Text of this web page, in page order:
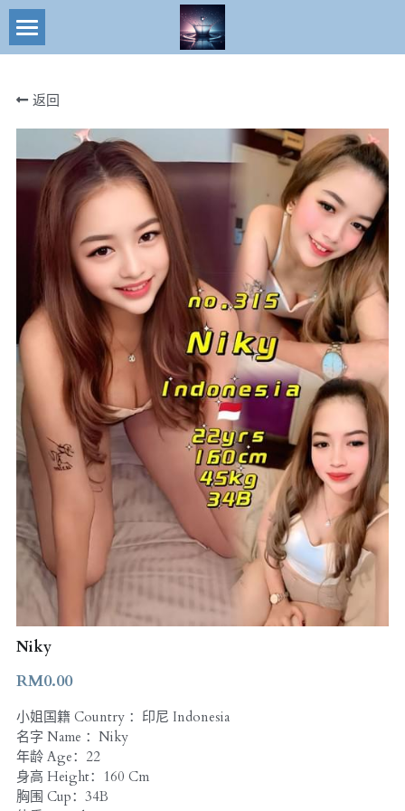
返回
Niky
RM0.00
小姐国籍 Country ：印尼 Indonesia
名字 Name ：Niky
年龄 Age：22
身高 Height：160 Cm
胸围 Cup：34B
商品分类